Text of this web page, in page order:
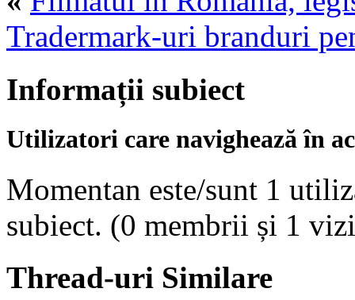
Tradermark-uri branduri
Informații subiect
Utilizatori care navighează în
Momentan este/sunt 1
subiect. (0 membrii și 1
Thread-uri Similare